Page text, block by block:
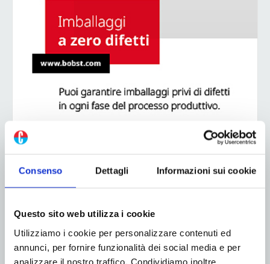
Consenso Dettagli Informazioni sui cookie
Questo sito web utilizza i cookie
Utilizziamo i cookie per personalizzare contenuti ed
annunci, per fornire funzionalità dei social media e per
analizzare il nostro traffico. Condividiamo inoltre